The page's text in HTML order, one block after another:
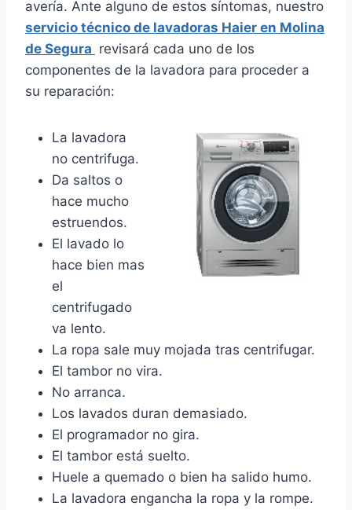
avería. Ante alguno de estos síntomas, nuestro
servicio técnico de lavadoras Haier en Molina
de Segura revisará cada uno de los
componentes de la lavadora para proceder a
su reparación:
La lavadora
no centrifuga.
Da saltos o
hace mucho
estruendos.
El lavado lo
hace bien mas
el
centrifugado
va lento.
La ropa sale muy mojada tras centrifugar.
El tambor no vira.
No arranca.
Los lavados duran demasiado.
El programador no gira.
El tambor está suelto.
Huele a quemado o bien ha salido humo.
La lavadora engancha la ropa y la rompe.